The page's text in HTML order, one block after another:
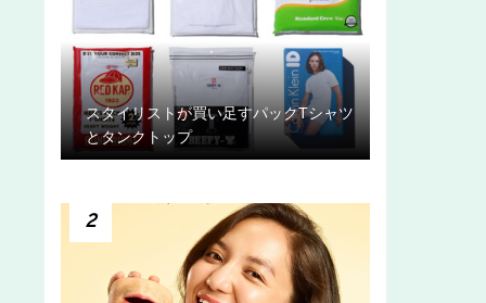
スタイリストが買い足すパックTシャツ
とタンクトップ
2